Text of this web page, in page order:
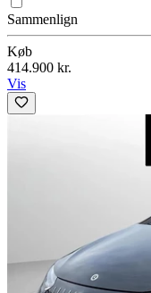
Sammenlign
Køb
414.900 kr.
Vis